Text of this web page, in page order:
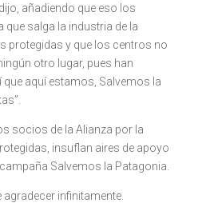
añadiendo que eso los
salga la industria de la
protegidas y que los centros no
otro lugar, pues han
aquí estamos, Salvemos la
socios de la Alianza por la
insuflan aires de apoyo
Salvemos la Patagonia.
infinitamente.